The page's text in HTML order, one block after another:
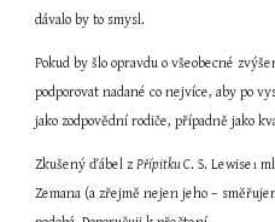
dávalo by to smysl.
Pokud by šlo opravdu o všeobecné
podporovat nadané co nejvíce, aby po
jako zodpovědní rodiče, případně jako
Zkušený ďábel z Přípitku C. S. Lewise1
Zemana (a zřejmě nejen jeho –